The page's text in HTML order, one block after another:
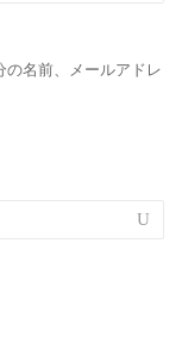
名前、メールアドレ